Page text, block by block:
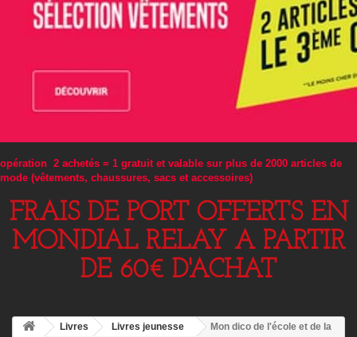
opération 2 achetés = 1 gratuit et valable sur plus de 2000 articles de
mode (vêtements, chaussures, sacs et accessoires)
FRAIS DE PORT OFFERTS EN
MONDIAL RELAY A PARTIR
DE 60€ D'ACHAT
Livres Livres jeunesse
Mon dico de l'école et de la